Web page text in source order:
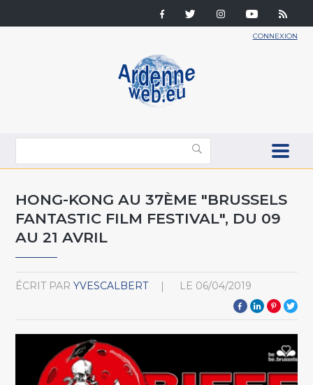
CONNEXION
HONG-KONG AU 37ÈME "BRUSSELS
FANTASTIC FILM FESTIVAL", DU 09
AU 21 AVRIL
ÉCRIT PAR YVESCALBERT LE 06/04/2019